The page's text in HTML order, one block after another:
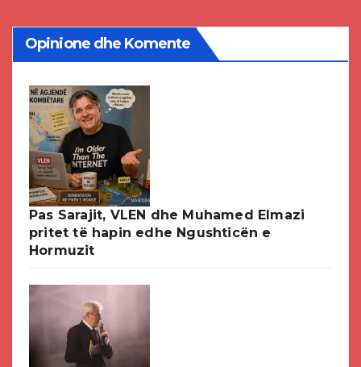
Opinione dhe Komente
Pas Sarajit, VLEN dhe Muhamed Elmazi
pritet të hapin edhe Ngushticën e
Hormuzit